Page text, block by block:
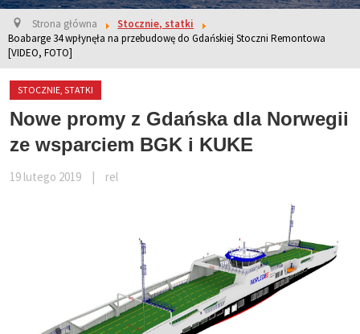
Strona główna
Stocznie, statki
Boabarge 34 wpłynęła na przebudowę do Gdańskiej Stoczni Remontowa
[VIDEO, FOTO]
STOCZNIE, STATKI
Nowe promy z Gdańska dla Norwegii
ze wsparciem BGK i KUKE
19 lutego 2019 rel